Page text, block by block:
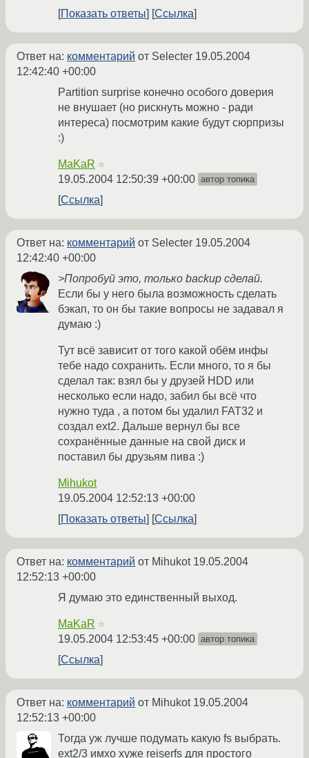
Показать ответы
Ссылка
Ответ на: комментарий от Selecter 19.05.2004
12:42:40 +00:00
Partition surprise конечно особого доверия
не внушает (но рискнуть можно - ради
интереса) посмотрим какие будут сюрпризы
:)
MaKaR ☆
19.05.2004 12:50:39 +00:00 автор топика
Ссылка
Ответ на: комментарий от Selecter 19.05.2004
12:42:40 +00:00
>Попробуй это, только backup сделай.
Если бы у него была возможность сделать
бэкап, то он бы такие вопросы не задавал я
думаю :)
Тут всё зависит от того какой обём инфы
тебе надо сохранить. Если много, то я бы
сделал так: взял бы у друзей HDD или
несколько если надо, забил бы всё что
нужно туда , а потом бы удалил FAT32 и
создал ext2. Дальше вернул бы все
сохранённые данные на свой диск и
поставил бы друзьям пива :)
Mihukot
19.05.2004 12:52:13 +00:00
Показать ответы
Ссылка
Ответ на: комментарий от Mihukot 19.05.2004
12:52:13 +00:00
Я думаю это единственный выход.
MaKaR ☆
19.05.2004 12:53:45 +00:00 автор топика
Ссылка
Ответ на: комментарий от Mihukot 19.05.2004
12:52:13 +00:00
Тогда уж лучше подумать какую fs выбрать.
ext2/3 имхо хуже reiserfs для простого